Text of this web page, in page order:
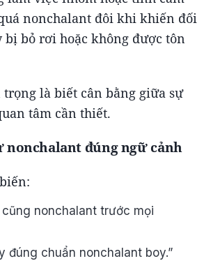
nonchalant đôi khi khiến đối
bị bỏ rơi hoặc không được tôn
trọng là biết cân bằng giữa sự
tâm cần thiết.
nonchalant đúng ngữ cảnh
cũng nonchalant trước mọi
đúng chuẩn nonchalant boy.”